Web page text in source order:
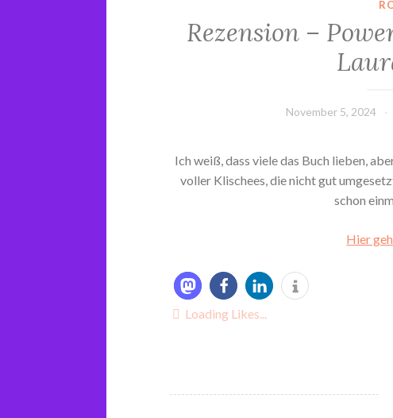
Rezension –
November 5, 2024
Ich weiß, dass viele das Buch lieben,
voller Klischees, die nicht gut
schon
Hier
Loading Likes...